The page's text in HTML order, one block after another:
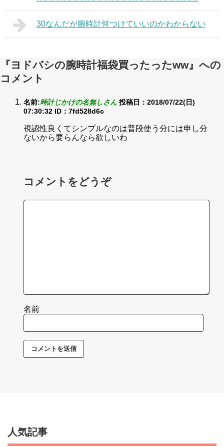
30なんだが腕時計何つけていいのかわからない
『ヨドバシの腕時計福袋買ったったww』への
コメント
名前:時計じかけの名無しさん 投稿日：2018/07/22(日)
07:30:32 ID：7fd528d6c
視認性良くてシンプルなのは普段使う分には申し分
ないから要らんなら欲しいわ
コメントをどうぞ
名前
人気記事